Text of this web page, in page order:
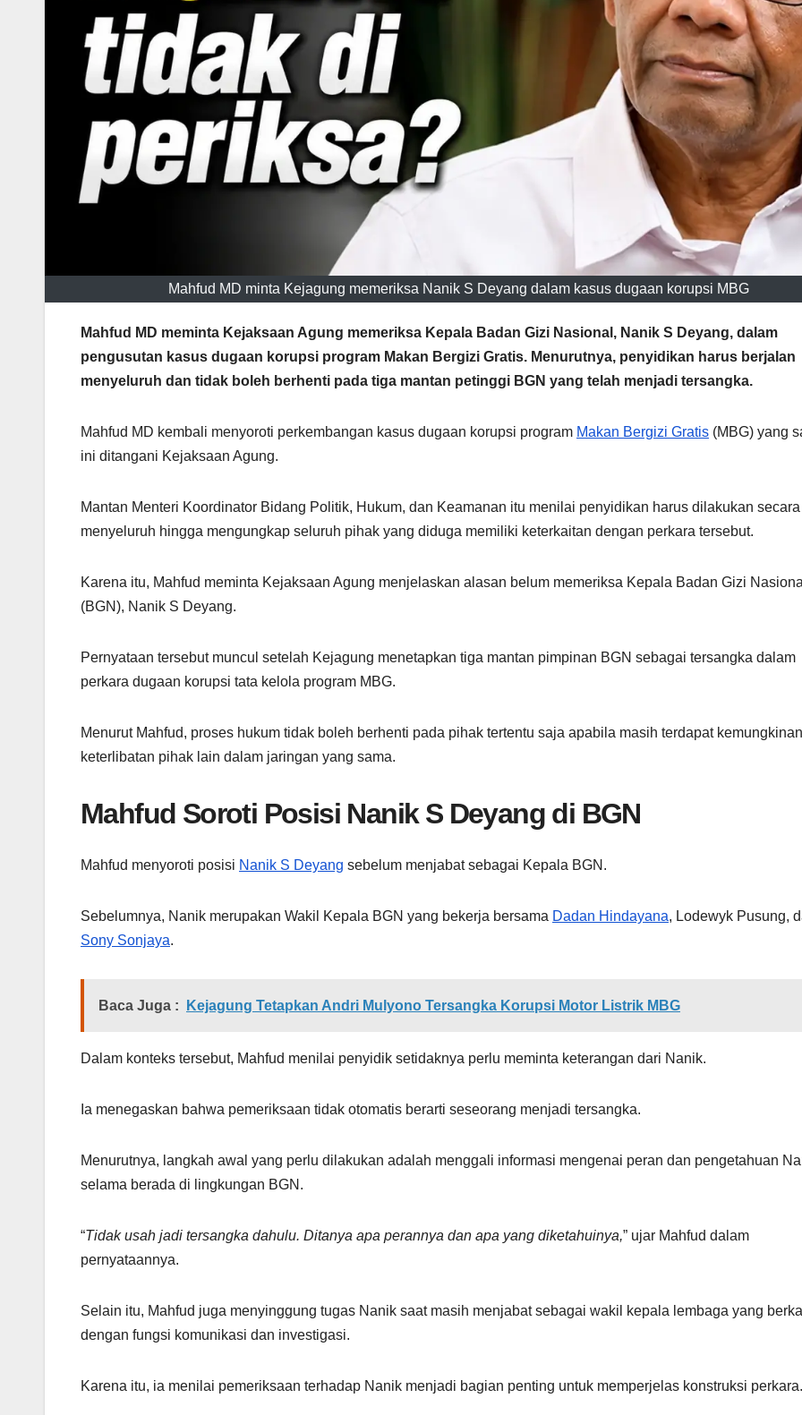
Mahfud MD minta Kejagung memeriksa Nanik S Deyang dalam kasus dugaan korupsi MBG
Mahfud MD meminta Kejaksaan Agung memeriksa Kepala Badan Gizi Nasional, Nanik S Deyang, dalam
pengusutan kasus dugaan korupsi program Makan Bergizi Gratis. Menurutnya, penyidikan harus berjalan
menyeluruh dan tidak boleh berhenti pada tiga mantan petinggi BGN yang telah menjadi tersangka.
Mahfud MD kembali menyoroti perkembangan kasus dugaan korupsi program Makan Bergizi Gratis (MBG) yang
ini ditangani Kejaksaan Agung.
Mantan Menteri Koordinator Bidang Politik, Hukum, dan Keamanan itu menilai penyidikan harus dilakukan secara
menyeluruh hingga mengungkap seluruh pihak yang diduga memiliki keterkaitan dengan perkara tersebut.
Karena itu, Mahfud meminta Kejaksaan Agung menjelaskan alasan belum memeriksa Kepala Badan Gizi Nasional
(BGN), Nanik S Deyang.
Pernyataan tersebut muncul setelah Kejagung menetapkan tiga mantan pimpinan BGN sebagai tersangka dalam
perkara dugaan korupsi tata kelola program MBG.
Menurut Mahfud, proses hukum tidak boleh berhenti pada pihak tertentu saja apabila masih terdapat kemungkinan
keterlibatan pihak lain dalam jaringan yang sama.
Mahfud Soroti Posisi Nanik S Deyang di BGN
Mahfud menyoroti posisi Nanik S Deyang sebelum menjabat sebagai Kepala BGN.
Sebelumnya, Nanik merupakan Wakil Kepala BGN yang bekerja bersama Dadan Hindayana, Lodewyk Pusung,
Sony Sonjaya.
Baca Juga : Kejagung Tetapkan Andri Mulyono Tersangka Korupsi Motor Listrik MBG
Dalam konteks tersebut, Mahfud menilai penyidik setidaknya perlu meminta keterangan dari Nanik.
Ia menegaskan bahwa pemeriksaan tidak otomatis berarti seseorang menjadi tersangka.
Menurutnya, langkah awal yang perlu dilakukan adalah menggali informasi mengenai peran dan pengetahuan
selama berada di lingkungan BGN.
“Tidak usah jadi tersangka dahulu. Ditanya apa perannya dan apa yang diketahuinya,” ujar Mahfud dalam
pernyataannya.
Selain itu, Mahfud juga menyinggung tugas Nanik saat masih menjabat sebagai wakil kepala lembaga yang
dengan fungsi komunikasi dan investigasi.
Karena itu, ia menilai pemeriksaan terhadap Nanik menjadi bagian penting untuk memperjelas konstruksi perkara.